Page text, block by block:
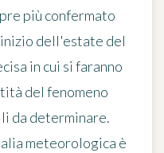
più confermato
dell'estate del
in cui si faranno
del fenomeno
da determinare.
meteorologica è